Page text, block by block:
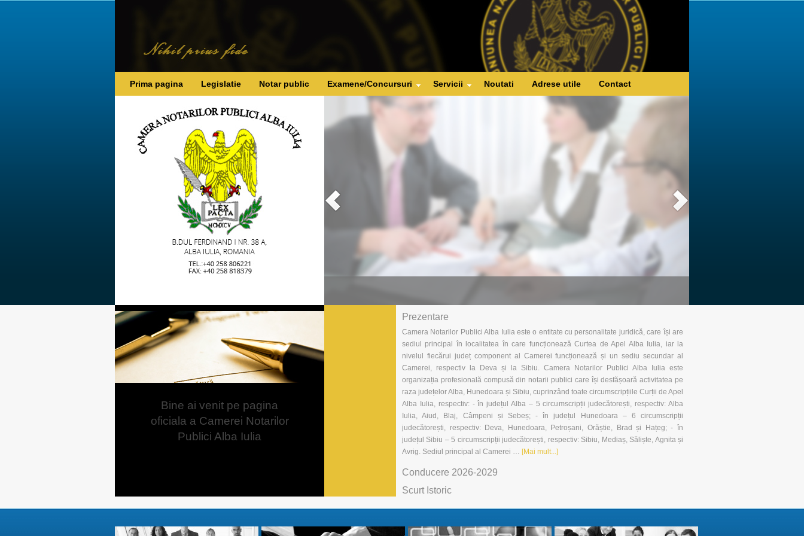
Prima pagina Legislatie Notar public Examene/Concursuri Servicii Noutati Adrese utile Contact
Bine ai venit pe pagina
oficiala a Camerei Notarilor
Publici Alba Iulia
Prezentare
Camera Notarilor Publici Alba Iulia este o entitate cu personalitate juridică, care își are
sediul principal în localitatea în care funcționează Curtea de Apel Alba Iulia, iar la
nivelul fiecărui județ component al Camerei funcționează și un sediu secundar al
Camerei, respectiv la Deva și la Sibiu. Camera Notarilor Publici Alba Iulia este
organizația profesională compusă din notarii publici care își desfășoară activitatea pe
raza județelor Alba, Hunedoara și Sibiu, cuprinzând toate circumscripțiile Curții de Apel
Alba Iulia, respectiv: - în județul Alba – 5 circumscripții judecătorești, respectiv: Alba
Iulia, Aiud, Blaj, Câmpeni și Sebeș; - în județul Hunedoara – 6 circumscripții
judecătorești, respectiv: Deva, Hunedoara, Petroșani, Orăștie, Brad și Hațeg; - în
județul Sibiu – 5 circumscripții judecătorești, respectiv: Sibiu, Mediaș, Săliște, Agnita și
Avrig. Sediul principal al Camerei … [Mai mult...]
Conducere 2026-2029
Scurt Istoric